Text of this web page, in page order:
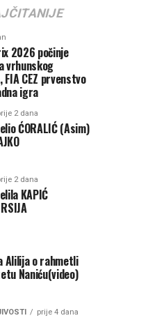
2026 počinje
vrhunskog
CEZ prvenstvo
igra
2 dana
ĆORALIĆ (Asim)
2 dana
KAPIĆ
Alilija o rahmetli
Naniću(video)
prije 4 dana